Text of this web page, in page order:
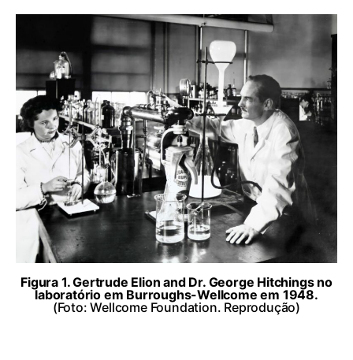
Figura 1. Gertrude Elion and Dr. George Hitchings no
laboratório em Burroughs-Wellcome em 1948.
(Foto: Wellcome Foundation. Reprodução)